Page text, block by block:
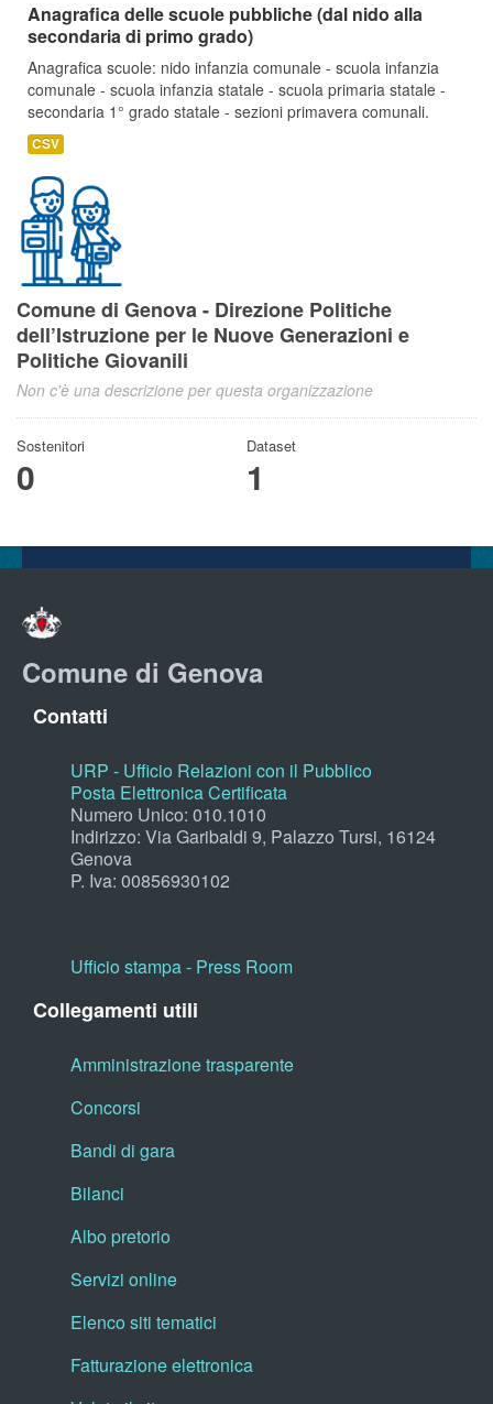
Anagrafica delle scuole pubbliche (dal nido alla
secondaria di primo grado)
Anagrafica scuole: nido infanzia comunale - scuola infanzia
comunale - scuola infanzia statale - scuola primaria statale -
secondaria 1° grado statale - sezioni primavera comunali.
CSV
Comune di Genova - Direzione Politiche
dell’Istruzione per le Nuove Generazioni e
Politiche Giovanili
Non c'è una descrizione per questa organizzazione
Sostenitori
0
Dataset
1
Comune di Genova
Contatti
URP - Ufficio Relazioni con il Pubblico
Posta Elettronica Certificata
Numero Unico: 010.1010
Indirizzo: Via Garibaldi 9, Palazzo Tursi, 16124
Genova
P. Iva: 00856930102
Ufficio stampa - Press Room
Collegamenti utili
Amministrazione trasparente
Concorsi
Bandi di gara
Bilanci
Albo pretorio
Servizi online
Elenco siti tematici
Fatturazione elettronica